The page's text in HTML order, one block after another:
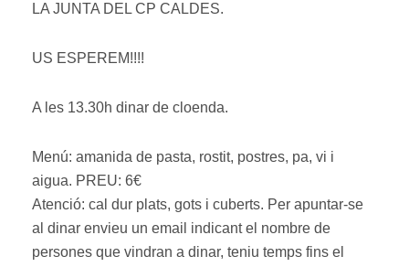
LA JUNTA DEL CP CALDES.
US ESPEREM!!!!
A les 13.30h dinar de cloenda.
Menú: amanida de pasta, rostit, postres, pa, vi i
aigua. PREU: 6€
Atenció: cal dur plats, gots i cuberts. Per apuntar-se
al dinar envieu un email indicant el nombre de
persones que vindran a dinar, teniu temps fins el